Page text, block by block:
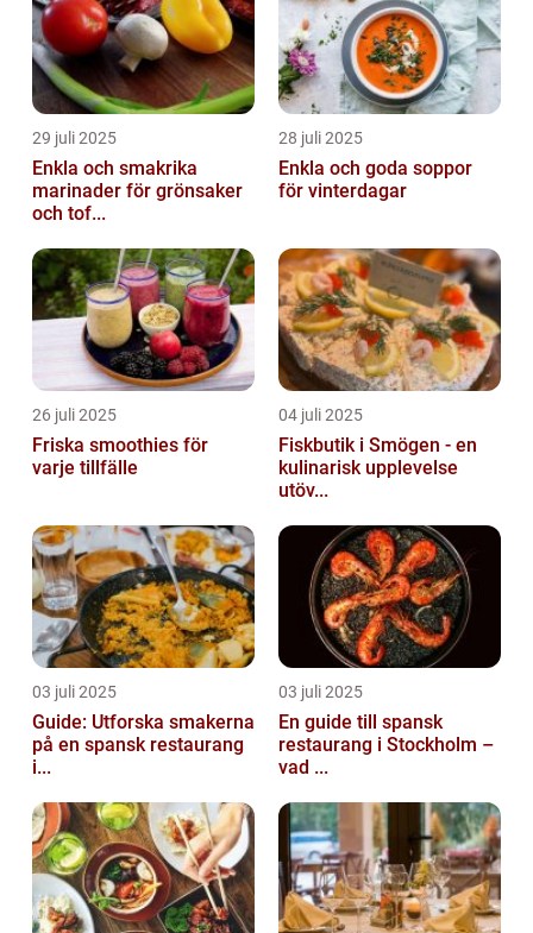
29 juli 2025
Enkla och smakrika
marinader för grönsaker
och tof...
28 juli 2025
Enkla och goda soppor
för vinterdagar
26 juli 2025
Friska smoothies för
varje tillfälle
04 juli 2025
Fiskbutik i Smögen - en
kulinarisk upplevelse
utöv...
03 juli 2025
Guide: Utforska smakerna
på en spansk restaurang
i...
03 juli 2025
En guide till spansk
restaurang i Stockholm –
vad ...